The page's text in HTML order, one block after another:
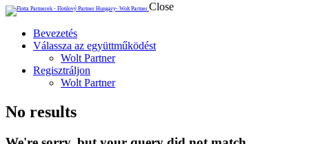
Close
Bevezetés
Válassza az együttműködést
Wolt Partner
Regisztráljon
Wolt Partner
No results